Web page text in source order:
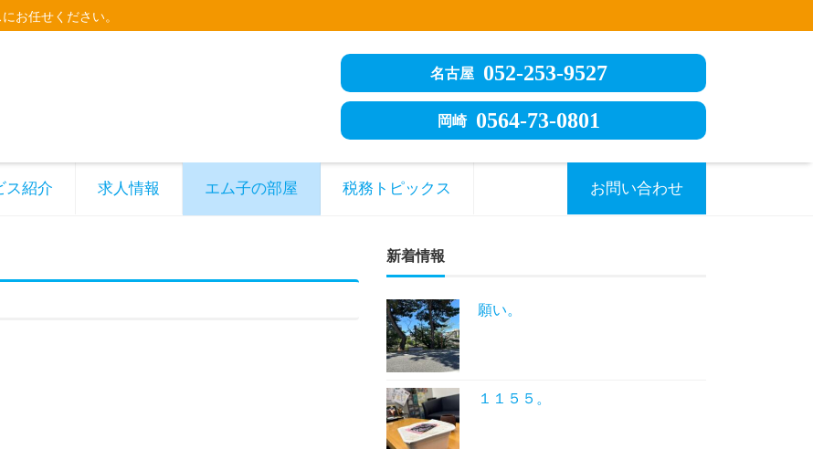
お任せください。
名古屋 052-253-9527
岡崎 0564-73-0801
ス紹介 求人情報 エム子の部屋 税務トピックス お問い合わせ
新着情報
願い。
１１５５。